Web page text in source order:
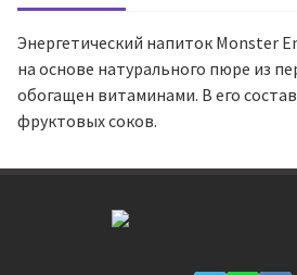
Энергетический напиток Monster
на основе натурального пюре из
обогащен витаминами. В его
фруктовых соков.